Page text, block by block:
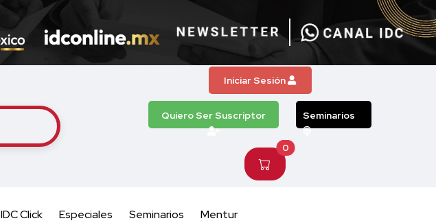
Iniciar Sesión
Quiero Ser Suscriptor Seminarios
0
IDC Click Especiales Seminarios Mentur